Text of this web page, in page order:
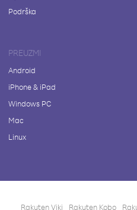
Podrška
PREUZMI
Android
iPhone & iPad
Windows PC
Mac
Linux
Rakuten Viki Rakuten Kobo